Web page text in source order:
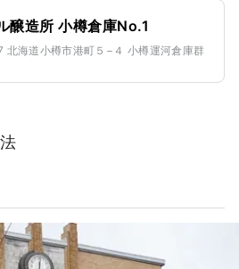
醸造所 小樽倉庫No.1
海道小樽市港町５−４ 小樽運河倉庫群